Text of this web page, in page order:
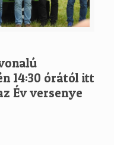
14:30 órától itt
Év versenye